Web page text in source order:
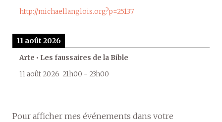
http://michaellanglois.org?p=25137
11 août 2026
Arte • Les faussaires de la Bible
11 août 2026 21h00 - 23h00
Pour afficher mes événements dans votre